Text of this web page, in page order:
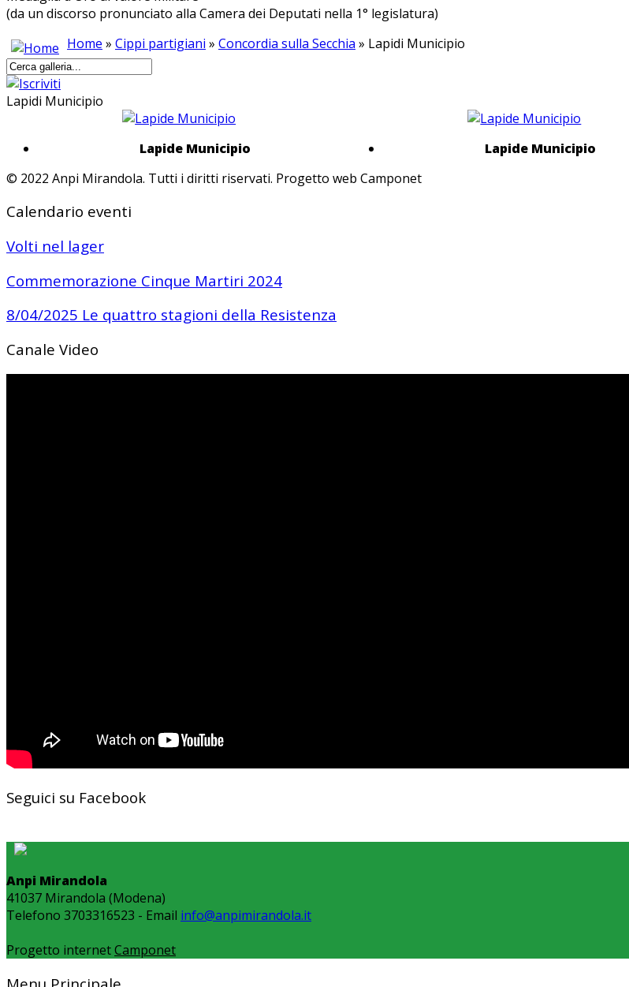
(da un discorso pronunciato alla Camera dei Deputati nella 1° legislatura)
Home » Cippi partigiani » Concordia sulla Secchia » Lapidi Municipio
Lapidi Municipio
Lapide Municipio Lapide Municipio
© 2022 Anpi Mirandola. Tutti i diritti riservati. Progetto web Camponet
Calendario eventi
Volti nel lager
Commemorazione Cinque Martiri 2024
8/04/2025 Le quattro stagioni della Resistenza
Canale Video
Seguici su Facebook
Anpi Mirandola
41037 Mirandola (Modena)
Telefono 3703316523 - Email info@anpimirandola.it
Progetto internetCamponet